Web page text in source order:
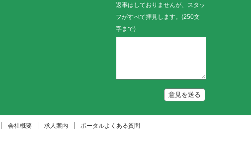
返事はしておりませんが、スタッ
フがすべて拝見します。(250文
字まで)
意見を送る
会社概要 求人案内 ポータルよくある質問